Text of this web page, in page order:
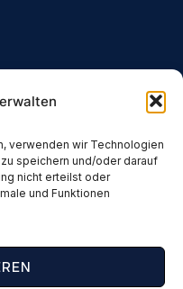
verwenden wir Technologien
speichern und/oder darauf
nicht erteilst oder
und Funktionen